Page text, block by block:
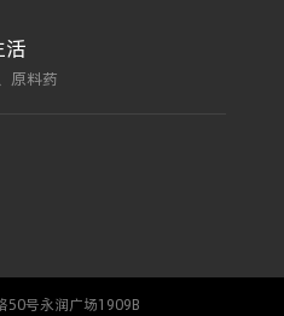
原料药
50号永润广场1909B